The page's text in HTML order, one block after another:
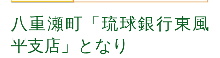
八重瀬町「琉球銀行東風
平支店」となり